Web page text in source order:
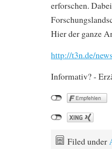
erforschen.
Hier der ganze
http://t3n.de/
Informativ? -
Filed under